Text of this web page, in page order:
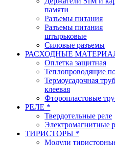
памяти
Разъемы питания
Разъемы питания
штырьковые
Силовые разъемы
РАСХОДНЫЕ
Оплетка защитная
Теплопроводящие
Термоусадочная
клеевая
Фторопластовые
РЕЛЕ *
Твердотельные реле
Электромагнитные
ТИРИСТОРЫ *
Модули